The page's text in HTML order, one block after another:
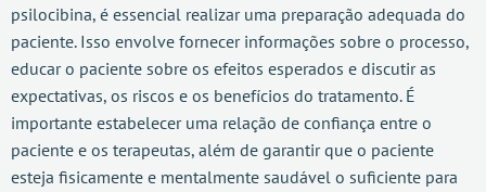
psilocibina, é essencial realizar uma preparação adequada do
paciente. Isso envolve fornecer informações sobre o processo,
educar o paciente sobre os efeitos esperados e discutir as
expectativas, os riscos e os benefícios do tratamento. É
importante estabelecer uma relação de confiança entre o
paciente e os terapeutas, além de garantir que o paciente
esteja fisicamente e mentalmente saudável o suficiente para